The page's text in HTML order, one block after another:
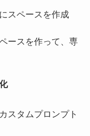
スペースを作成
ースを作って、専
スタムプロンプト